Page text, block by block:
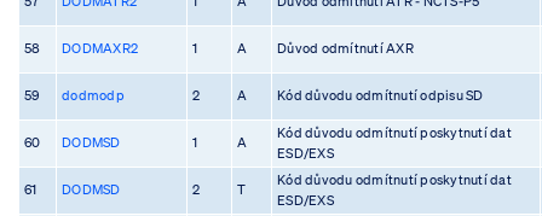
58 DODMAXR2 1 A Důvod odmítnutí AXR
59 dodmodp 2 A Kód důvodu odmítnutí odpisu SD
60 DODMSD 1 A
Kód důvodu odmítnutí poskytnutí dat
ESD/EXS
61 DODMSD 2 T
Kód důvodu odmítnutí poskytnutí dat
ESD/EXS